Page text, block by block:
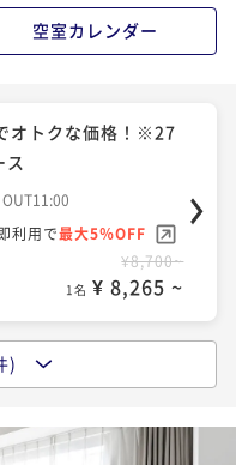
空室カレンダー
オトクな価格！※27
利用で最大5％OFF
¥8,700~
1名 ¥ 8,265 ~
オトクな価格！※27
OUT11:00
)